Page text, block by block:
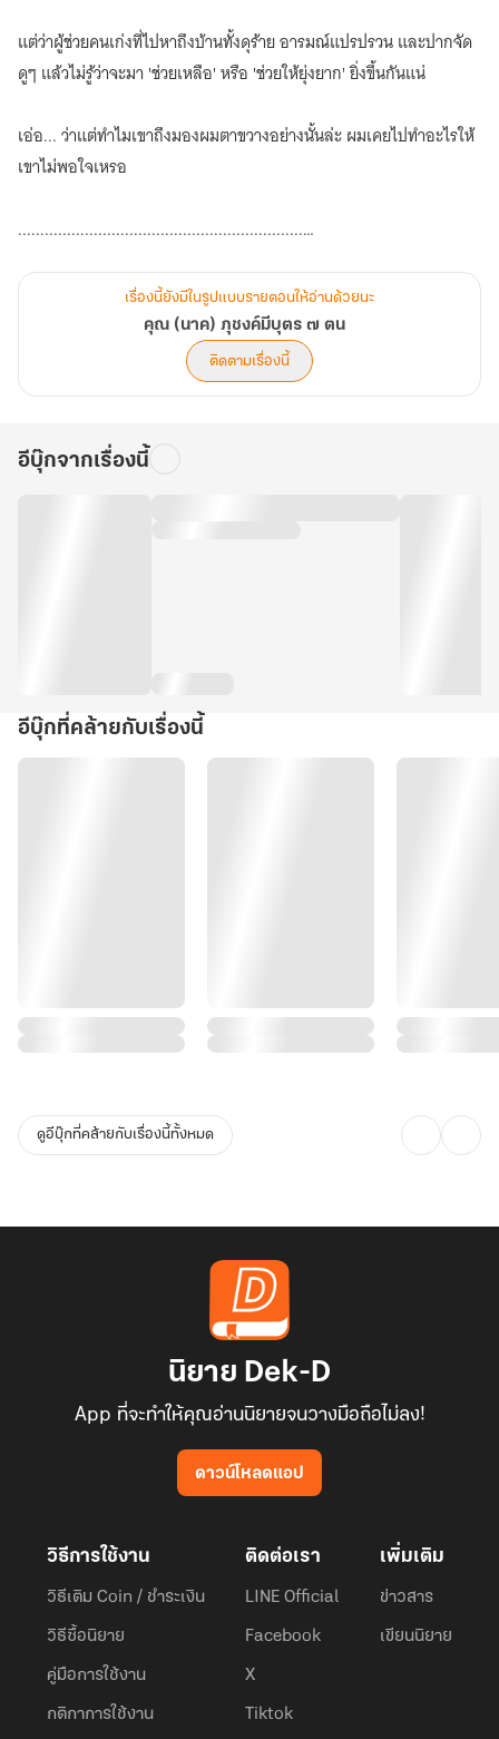
แต่ว่าผู้ช่วยคนเก่งที่ไปหาถึงบ้านทั้งดุร้าย อารมณ์แปรปรวน และปากจัด
ดูๆ แล้วไม่รู้ว่าจะมา 'ช่วยเหลือ' หรือ 'ช่วยให้ยุ่งยาก' ยิ่งขึ้นกันแน่
เอ่อ... ว่าแต่ทำไมเขาถึงมองผมตาขวางอย่างนั้นล่ะ ผมเคยไปทำอะไรให้
เขาไม่พอใจเหรอ
................................................................
-224]
* ขออภัยที่ทิ้งช่วงระหว่างเล่มนานนะคะ สำหรับเวอร์ชัน ebook กับ
หนังสือมีภาพประกอบกับหน้าคอมมิกฝีมือคุณนักวาดเยอะ (เล่มนี้
เรื่องนี้ยังมีในรูปแบบรายตอนให้อ่านด้วยนะ
คุณ (นาค) ภุชงค์มีบุตร ๗ ตน
ติดตามเรื่องนี้
อีบุ๊กจากเรื่องนี้
อีบุ๊กที่คล้ายกับเรื่องนี้
ดูอีบุ๊กที่คล้ายกับเรื่องนี้ทั้งหมด
นิยาย Dek-D
App ที่จะทำให้คุณอ่านนิยายจนวางมือถือไม่ลง!
ดาวน์โหลดแอป
วิธีการใช้งาน
วิธีเติม Coin / ชำระเงิน
วิธีซื้อนิยาย
คู่มือการใช้งาน
กติกาการใช้งาน
ติดต่อเรา
LINE Official
Facebook
X
Tiktok
เพิ่มเติม
ข่าวสาร
เขียนนิยาย